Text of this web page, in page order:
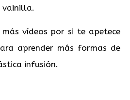
vainilla.
más vídeos por si te apetece
aprender más formas de
infusión.